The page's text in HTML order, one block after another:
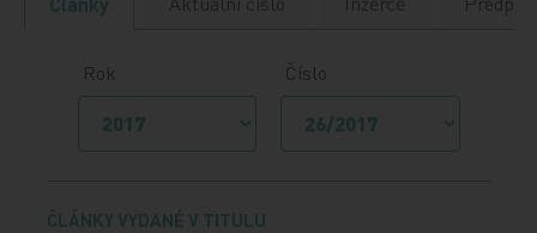
Rok Číslo
ČLÁNKY VYDANÉ V TITULU